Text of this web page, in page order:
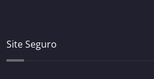
Site Seguro